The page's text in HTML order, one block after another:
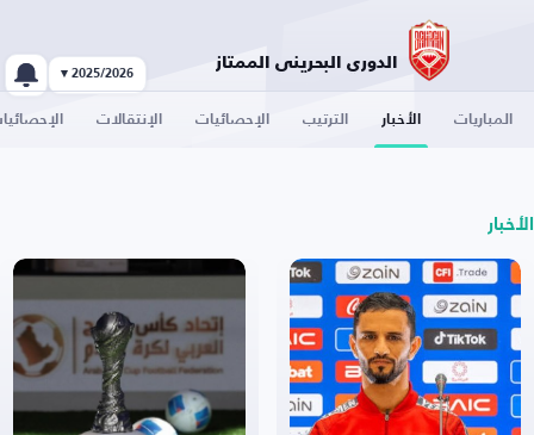
الدوري البحريني الممتاز
2025/2026 ▾
المباريات الأخبار الترتيب الإحصائيات الإنتقالات
الأخبار